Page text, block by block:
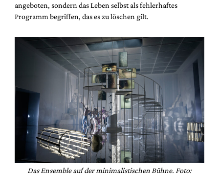
angeboten, sondern das Leben selbst als fehlerhaftes
Programm begriffen, das es zu löschen gilt.
Das Ensemble auf der minimalistischen Bühne. Foto: